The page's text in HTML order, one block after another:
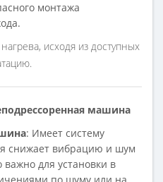
монтажа
исходя из доступных
машина
: Имеет систему
снижает вибрацию и шум
для установки в